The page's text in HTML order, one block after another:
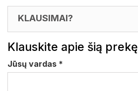
KLAUSIMAI?
Klauskite apie šią prekę
Jūsų vardas *